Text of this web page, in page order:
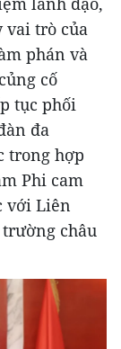
vai trò của
phán và
cố
tục phối
đa
trong hợp
Phi cam
với Liên
châu